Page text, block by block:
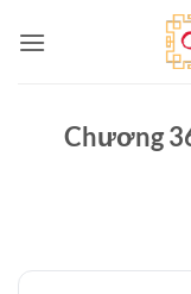
qua
Chương